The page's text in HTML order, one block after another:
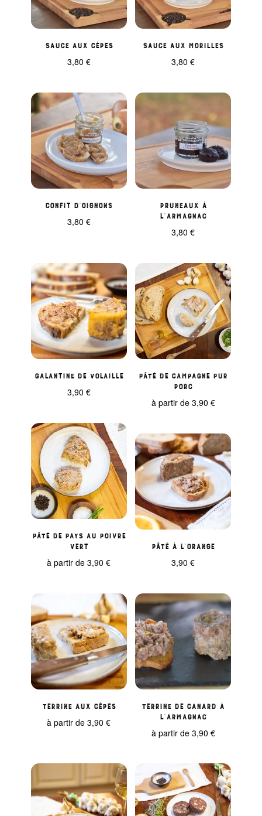
Sauce aux cèpes
3,80 €
Sauce aux morilles
3,80€
Confit d’oignons
3,80 €
Pruneaux à
l’Armagnac
3,80€
Galantine de volaille
3,90 €
Pâté de Campagne pur
porc
à partir de 3,90 €
Pâté de pays au poivre
vert
à partir de3,90€
Pâté à l’orange
3,90€
Terrine aux cèpes
à partir de3,90€
Terrine de Canard à
l’Armagnac
à partir de 3,90 €